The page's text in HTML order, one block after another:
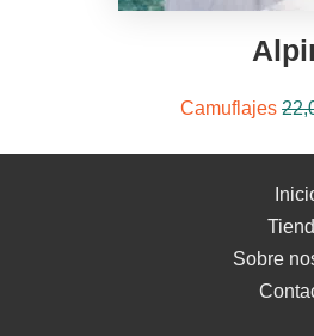
Camuflajes
Sobre